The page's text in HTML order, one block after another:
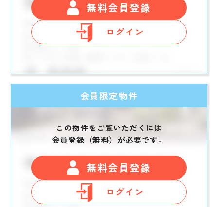
無料会員登録
ログイン
会員限定物件
この物件をご覧いただくには
会員登録（無料）が必要です。
無料会員登録
ログイン